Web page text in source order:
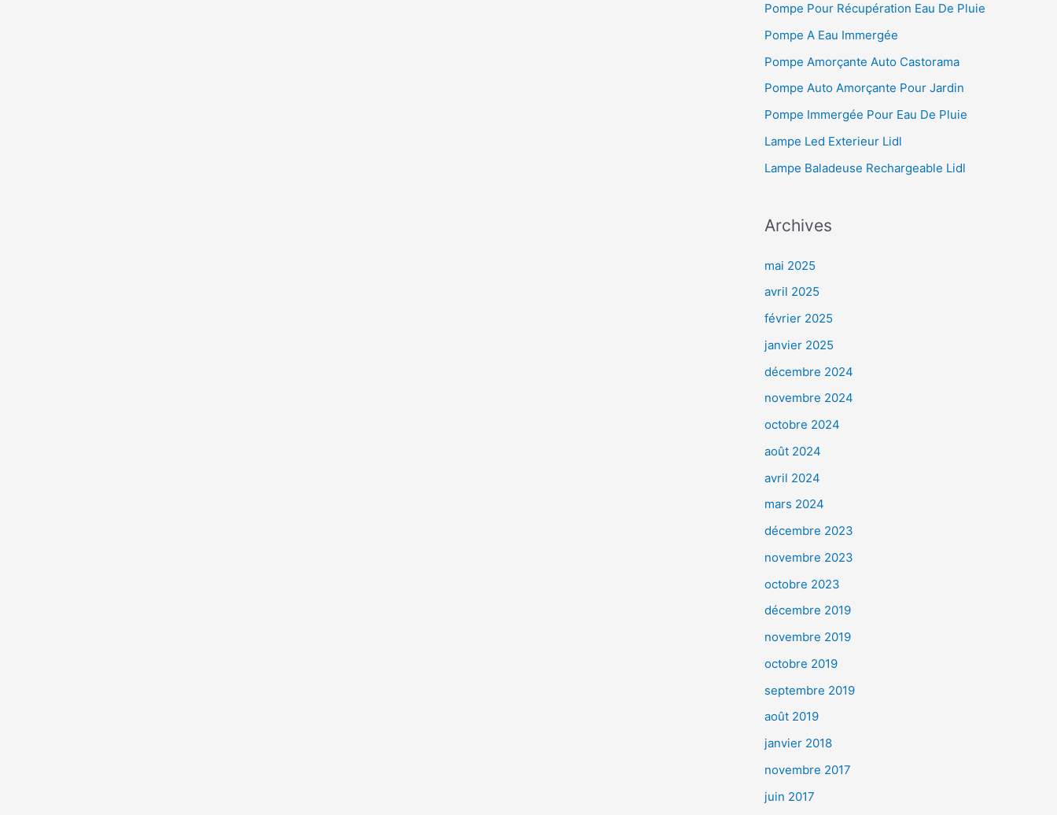
Pompe Pour Récupération Eau De Pluie
Pompe A Eau Immergée
Pompe Amorçante Auto Castorama
Pompe Auto Amorçante Pour Jardin
Pompe Immergée Pour Eau De Pluie
Lampe Led Exterieur Lidl
Lampe Baladeuse Rechargeable Lidl
Archives
mai 2025
avril 2025
février 2025
janvier 2025
décembre 2024
novembre 2024
octobre 2024
août 2024
avril 2024
mars 2024
décembre 2023
novembre 2023
octobre 2023
décembre 2019
novembre 2019
octobre 2019
septembre 2019
août 2019
janvier 2018
novembre 2017
juin 2017